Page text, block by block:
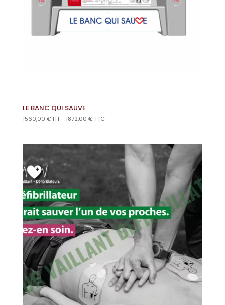
LE BANC QUI SAUVE
1560,00 € HT - 1872,00 €TTC